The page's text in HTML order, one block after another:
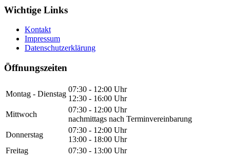
Wichtige Links
Kontakt
Impressum
Datenschutzerklärung
Öffnungszeiten
Montag - Dienstag
07:30 - 12:00 Uhr
12:30 - 16:00 Uhr
Mittwoch
07:30 - 12:00 Uhr
nachmittags nach Terminvereinbarung
Donnerstag
07:30 - 12:00 Uhr
13:00 - 18:00 Uhr
Freitag
07:30 - 13:00 Uhr